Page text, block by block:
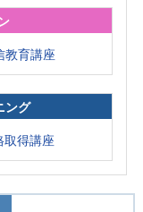
教育講座
ング
取得講座